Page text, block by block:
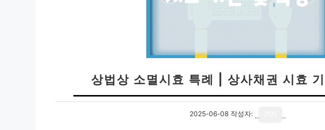
상법상 소멸시효 특례 | 상사채권 시효
2025-06-08 작성자: